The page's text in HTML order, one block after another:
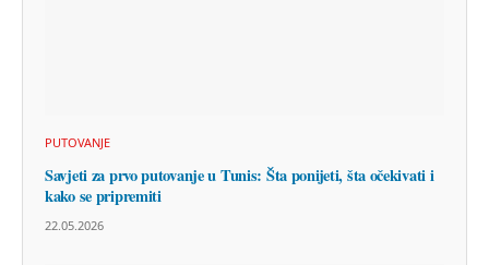
PUTOVANJE
Savjeti za prvo putovanje u Tunis: Šta ponijeti, šta očekivati i
kako se pripremiti
22.05.2026